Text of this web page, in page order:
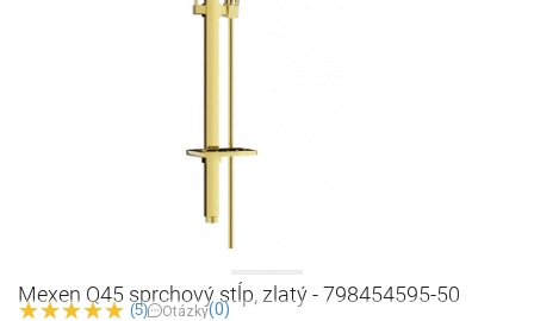
Mexen Q45 sprchový stĺp, zlatý - 798454595-50
(5) Otázky(0)